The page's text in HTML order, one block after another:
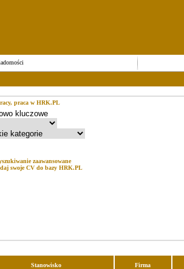
zaawansowane
swoje CV do bazy HRK.PL
Stanowisko Firma